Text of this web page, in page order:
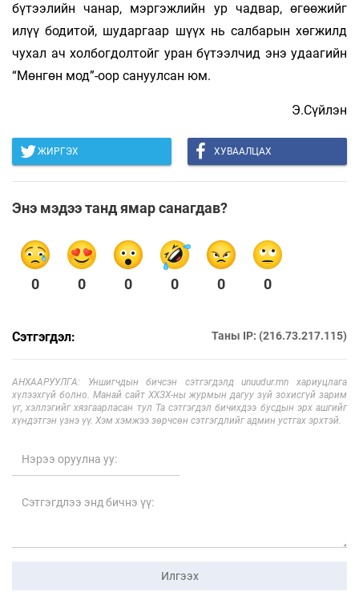
бүтээлийн чанар, мэргэжлийн ур чадвар, өгөөжийг
илүү бодитой, шударгаар шүүх нь салбарын хөгжилд
чухал ач холбогдолтойг уран бүтээлчид энэ удаагийн
“Мөнгөн мод”-оор сануулсан юм.
Э.Сүйлэн
ЖИРГЭХ ХУВААЛЦАХ
Энэ мэдээ танд ямар санагдав?
0 0 0 0 0 0
Сэтгэгдэл: Таны IP: (216.73.217.115)
АНХААРУУЛГА: Уншигчдын бичсэн сэтгэгдэлд unuudur.mn хариуцлага
хүлээхгүй болно. Манай сайт ХХЗХ-ны журмын дагуу зүй зохисгүй зарим
үг, хэллэгийг хязгаарласан тул Та сэтгэгдэл бичихдээ бусдын эрх ашгийг
хүндэтгэн үзнэ үү. Хэм хэмжээ зөрчсөн сэтгэгдлийг админ устгах эрхтэй.
Илгээх